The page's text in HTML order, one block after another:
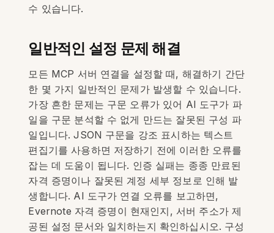
수 있습니다.
일반적인 설정 문제 해결
모든 MCP 서버 연결을 설정할 때, 해결하기 간단
한 몇 가지 일반적인 문제가 발생할 수 있습니다.
가장 흔한 문제는 구문 오류가 있어 AI 도구가 파
일을 구문 분석할 수 없게 만드는 잘못된 구성 파
일입니다. JSON 구문을 강조 표시하는 텍스트
편집기를 사용하면 저장하기 전에 이러한 오류를
잡는 데 도움이 됩니다. 인증 실패는 종종 만료된
자격 증명이나 잘못된 계정 세부 정보로 인해 발
생합니다. AI 도구가 연결 오류를 보고하면,
Evernote 자격 증명이 현재인지, 서버 주소가 제
공된 설정 문서와 일치하는지 확인하십시오. 구성